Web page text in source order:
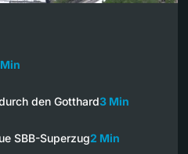
den Gotthard3 Min
SBB-Superzug2 Min